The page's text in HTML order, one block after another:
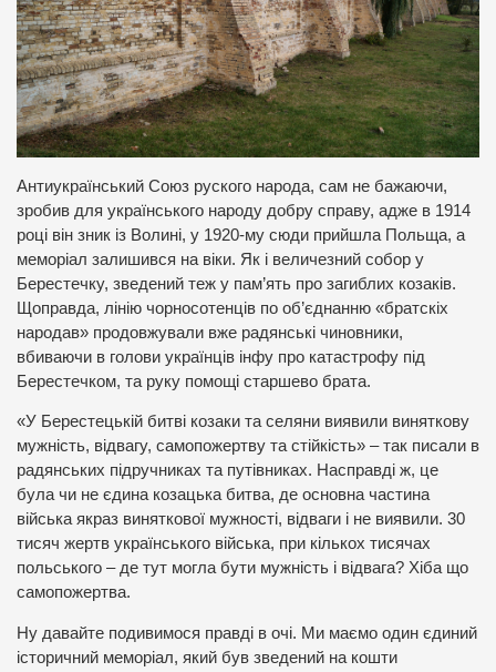
Антиукраїнський Союз руского народа, сам не бажаючи,
зробив для українського народу добру справу, адже в 1914
році він зник із Волині, у 1920-му сюди прийшла Польща, а
меморіал залишився на віки. Як і величезний собор у
Берестечку, зведений теж у пам’ять про загиблих козаків.
Щоправда, лінію чорносотенців по об’єднанню «братскіх
народав» продовжували вже радянські чиновники,
вбиваючи в голови українців інфу про катастрофу під
Берестечком, та руку помощі старшево брата.
«У Берестецькій битві козаки та селяни виявили виняткову
мужність, відвагу, самопожертву та стійкість» – так писали в
радянських підручниках та путівниках. Насправді ж, це
була чи не єдина козацька битва, де основна частина
війська якраз виняткової мужності, відваги і не виявили. 30
тисяч жертв українського війська, при кількох тисячах
польського – де тут могла бути мужність і відвага? Хіба що
самопожертва.
Ну давайте подивимося правді в очі. Ми маємо один єдиний
історичний меморіал, який був зведений на кошти